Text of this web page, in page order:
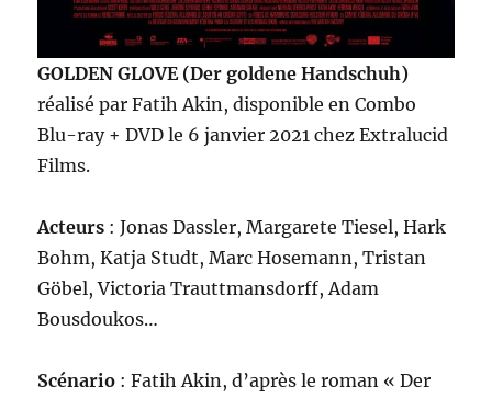
GOLDEN GLOVE (Der goldene Handschuh)
réalisé par Fatih Akin, disponible en Combo
Blu-ray + DVD le 6 janvier 2021 chez Extralucid
Films.
Acteurs : Jonas Dassler, Margarete Tiesel, Hark
Bohm, Katja Studt, Marc Hosemann, Tristan
Göbel, Victoria Trauttmansdorff, Adam
Bousdoukos…
Scénario : Fatih Akin, d’après le roman « Der